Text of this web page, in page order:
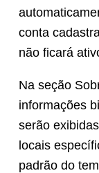
conta
não ficará
Na seção
informações
serão
locais
padrão do